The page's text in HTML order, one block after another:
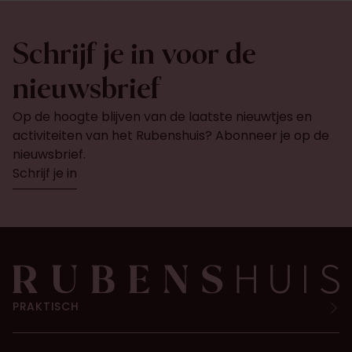
Schrijf je in voor de
nieuwsbrief
Op de hoogte blijven van de laatste nieuwtjes en
activiteiten van het Rubenshuis? Abonneer je op de
nieuwsbrief.
Schrijf je in
PRAKTISCH